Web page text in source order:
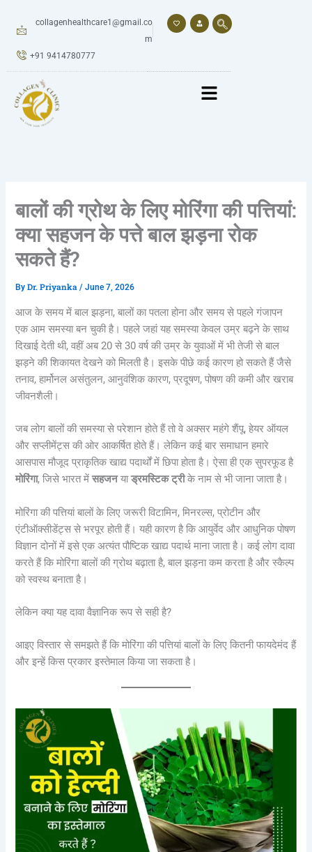
collagenhealthcare1@gmail.co
m
+91 9414780777
बालों की ग्रोथ के लिए मोरिंगा की पत्तियां:
क्या सहजन के पत्ते बाल झड़ना रोक
सकते हैं?
ByDr. Priyanka/June 7, 2026
आज के समय में बाल झड़ना, बालों का पतला होना और समय से पहले गंजापन
एक आम समस्या बन चुकी है। पहले जहां यह समस्या केवल उम्र बढ़ने के साथ
दिखाई देती थी, वहीं अब 20 से 30 वर्ष की उम्र के युवाओं में भी तेजी से बाल
झड़ने की शिकायत देखने को मिलती है। इसके पीछे कई कारण हो सकते हैं जैसे
तनाव, हार्मोनल असंतुलन, आनुवंशिक कारण, प्रदूषण, पोषण की कमी और खराब
जीवनशैली।
जब लोग बालों की समस्या से परेशान होते हैं तो वे अक्सर महंगे शैंपू, हेयर ऑयल
और सप्लीमेंट्स की ओर आकर्षित होते हैं। लेकिन कई बार समाधान हमारे
आसपास मौजूद प्राकृतिक खाद्य पदार्थों में छिपा होता है। ऐसा ही एक सुपरफूड है
मोरिंगा, जिसे भारत मेंसहजनयाड्रमस्टिक ट्रीके नाम से भी जाना जाता है।
मोरिंगा की पत्तियां बालों के लिए जरूरी विटामिन, मिनरल्स, प्रोटीन और
एंटीऑक्सीडेंट्स से भरपूर होती हैं। यही कारण है कि आयुर्वेद और आधुनिक पोषण
विज्ञान दोनों में इसे एक अत्यंत पौष्टिक खाद्य पदार्थ माना जाता है। कई लोग दावा
करते हैं कि मोरिंगा बालों की ग्रोथ बढ़ाता है, बाल झड़ना कम करता है और स्कैल्प
को स्वस्थ बनाता है।
लेकिन क्या यह दावा वैज्ञानिक रूप से सही है?
आइए विस्तार से समझते हैं कि मोरिंगा की पत्तियां बालों के लिए कितनी फायदेमंद हैं
और इन्हें किस प्रकार इस्तेमाल किया जा सकता है।